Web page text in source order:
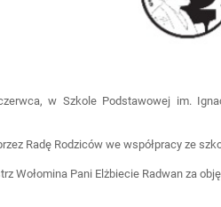
w Szkole Podstawowej im.
Radę Rodziców we współpracy ze
Wołomina Pani Elżbiecie Radwan za